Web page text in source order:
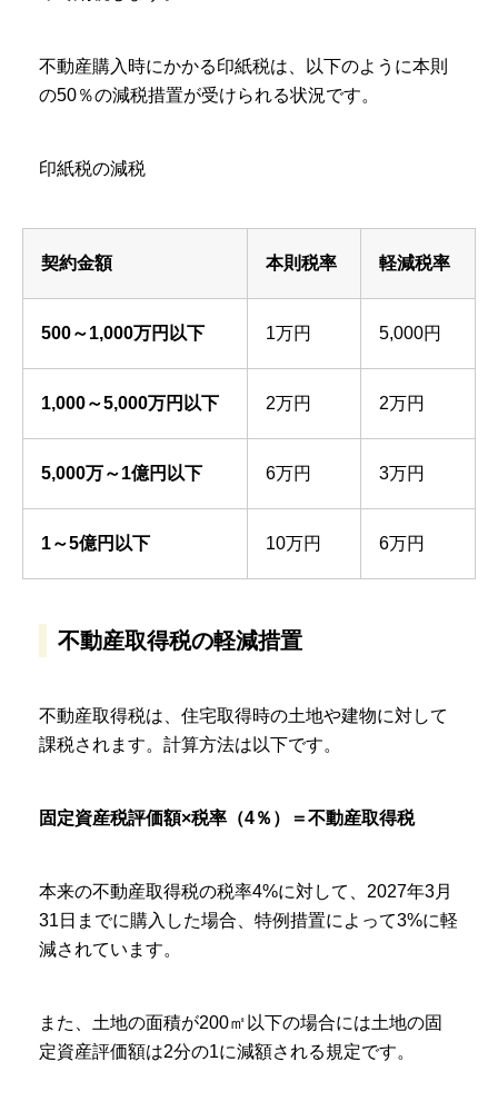
不動産購入時にかかる印紙税は、以下のように本則
の50％の減税措置が受けられる状況です。
印紙税の減税
契約金額 本則税率 軽減税率
500～1,000万円以下 1万円 5,000円
1,000～5,000万円以下 2万円 2万円
5,000万～1億円以下 6万円 3万円
1～5億円以下 10万円 6万円
不動産取得税の軽減措置
不動産取得税は、住宅取得時の土地や建物に対して
課税されます。計算方法は以下です。
固定資産税評価額×税率（4％）＝不動産取得税
本来の不動産取得税の税率4%に対して、2027年3月
31日までに購入した場合、特例措置によって3%に軽
減されています。
また、土地の面積が200㎡以下の場合には土地の固
定資産評価額は2分の1に減額される規定です。